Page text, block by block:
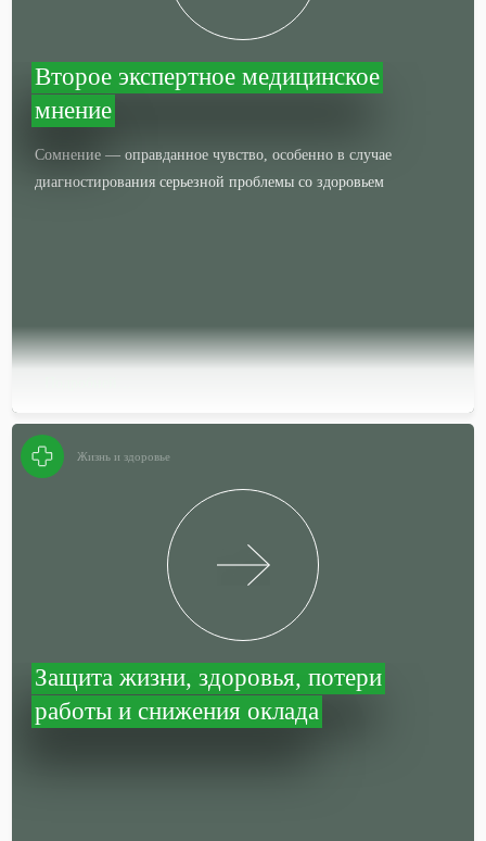
Второе экспертное медицинское
мнение
Сомнение — оправданное чувство, особенно в случае
диагностирования серьезной проблемы со здоровьем
Защита жизни, здоровья, потери
работы и снижения оклада
Жизнь и здоровье